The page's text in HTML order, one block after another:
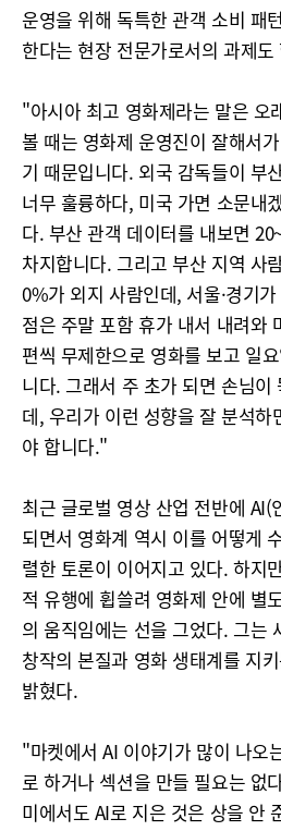
운영을 위해 독특한 관객 소비 패
한다는 현장 전문가로서의 과제
"아시아 최고 영화제라는 말은 오
볼 때는 영화제 운영진이 잘해서
기 때문입니다. 외국 감독들이 부
너무 훌륭하다, 미국 가면 소문내
다. 부산 관객 데이터를 내보면
차지합니다. 그리고 부산 지역 사
0%가 외지 사람인데, 서울·경기
점은 주말 포함 휴가 내서 내려와
편씩 무제한으로 영화를 보고 일
니다. 그래서 주 초가 되면 손님
데, 우리가 이런 성향을 잘 분석하
야 합니다."
최근 글로벌 영상 산업 전반에 AI(
되면서 영화계 역시 이를 어떻게
렬한 토론이 이어지고 있다. 하지
적 유행에 휩쓸려 영화제 안에 별
의 움직임에는 선을 그었다. 그는
창작의 본질과 영화 생태계를 지
밝혔다.
"마켓에서 AI 이야기가 많이 나오
로 하거나 섹션을 만들 필요는 없
미에서도 AI로 지은 것은 상을 안